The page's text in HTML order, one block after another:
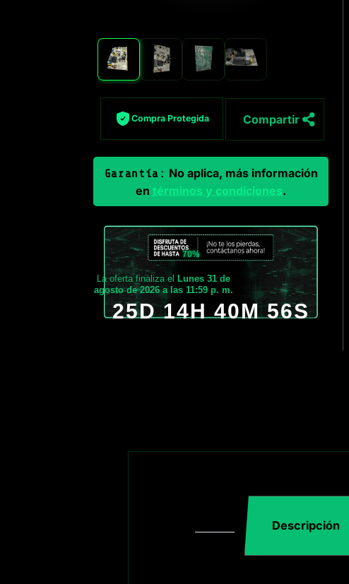
Compra Protegida Compartir
Garantía: No aplica, más información
entérminos y condiciones.
70%
La oferta finaliza el Lunes 31 de
agosto de 2026 a las 11:59 p. m.
25D 14H 40M 54S
Descripción